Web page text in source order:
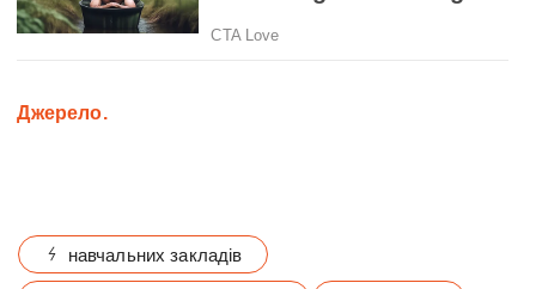
Джерело.
навчальних закладів